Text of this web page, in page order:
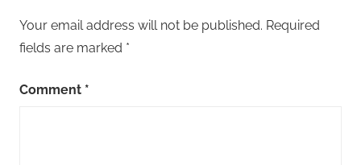
Your email address will not be published. Required
fields are marked *
Comment *